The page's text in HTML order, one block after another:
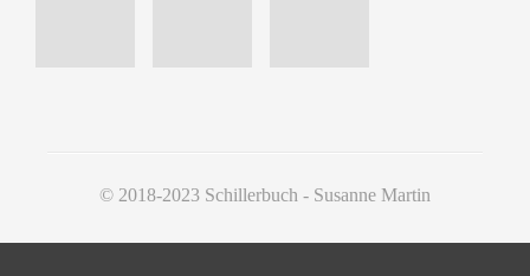
© 2018-2023 Schillerbuch - Susanne Martin